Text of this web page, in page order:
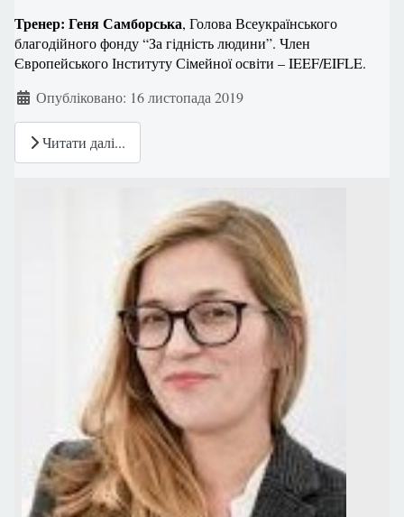
Тренер: Геня Самборська, Голова Всеукраїнського
благодійного фонду “За гідність людини”. Член
Європейського Інституту Сімейної освіти – IEEF/EIFLE.
ДеталіОпубліковано: 16 листопада 2019
Читати далі...